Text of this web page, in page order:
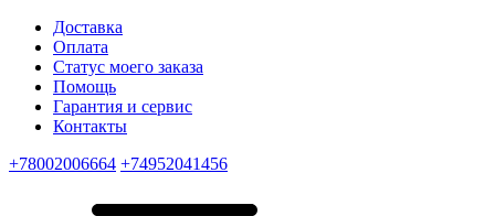
Доставка
Оплата
Статус моего заказа
Помощь
Гарантия и сервис
Контакты
+78002006664 +74952041456